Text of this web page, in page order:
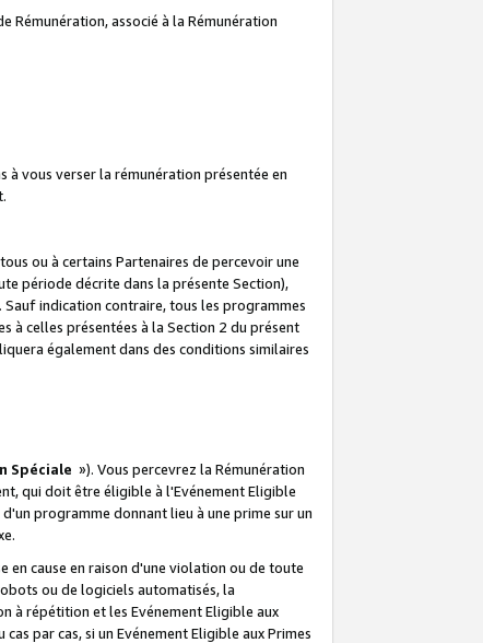
Rémunération, associé à la Rémunération
à vous verser la rémunération présentée en
ou à certains Partenaires de percevoir une
période décrite dans la présente Section),
indication contraire, tous les programmes
à celles présentées à la Section 2 du présent
également dans des conditions similaires
Spéciale »). Vous percevrez la Rémunération
qui doit être éligible à l'Evénement Eligible
programme donnant lieu à une prime sur un
en cause en raison d'une violation ou de toute
ou de logiciels automatisés, la
à répétition et les Evénement Eligible aux
par cas, si un Evénement Eligible aux Primes